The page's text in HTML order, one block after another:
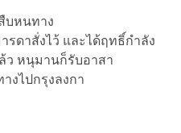
บหนทาง
ดาสั่งไว้ และได้ฤทธิ์กำลัง
ว หนุมานก็รับอาสา
งไปกรุงลงกา